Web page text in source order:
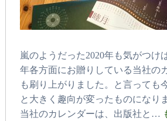
嵐のようだった2020年も気がつけ
年各方面にお贈りしている当社の
も刷り上がりました。と言っても
と大きく趣向が変ったものになり
当社のカレンダーは、出版社と…